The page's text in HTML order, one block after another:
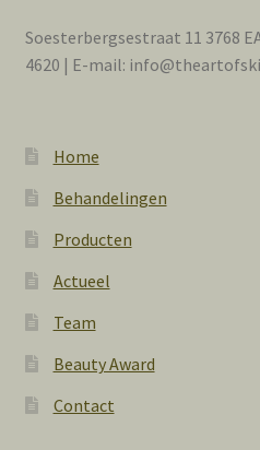
Soesterbergsestraat 11 3768
4620 | E-mail:
Home
Behandelingen
Producten
Actueel
Team
Beauty Award
Contact